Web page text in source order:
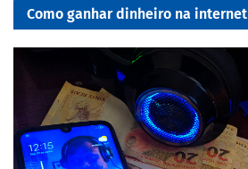
Como ganhar dinheiro na internet